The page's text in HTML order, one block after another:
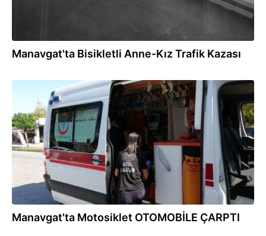
Manavgat'ta Bisikletli Anne-Kız Trafik Kazası
29.07.2026
Manavgat'ta Motosiklet OTOMOBİLE ÇARPTI